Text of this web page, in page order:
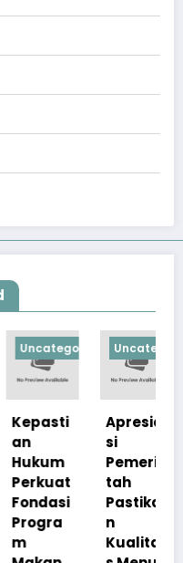
Uncategorized
Kepasti
an
Hukum
Perkuat
Fondasi
Progra
Apresia
Pemerin
tah
Pastika
Kualita